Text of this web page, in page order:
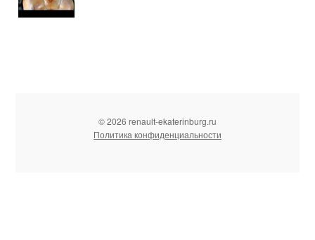
© 2026 renault-ekaterinburg.ru
Политика конфиденциальности